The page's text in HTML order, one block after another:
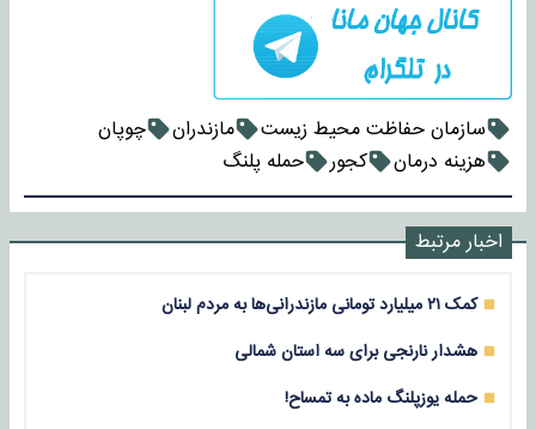
سازمان حفاظت محیط زیست مازندران
چوپان
هزینه درمان
کجور حمله پلنگ
اخبار مرتبط
کمک ۲۱ میلیارد تومانی مازندرانی‌ها به مردم لبنان
هشدار نارنجی برای سه استان شمالی
حمله یوزپلنگ ماده به تمساح!